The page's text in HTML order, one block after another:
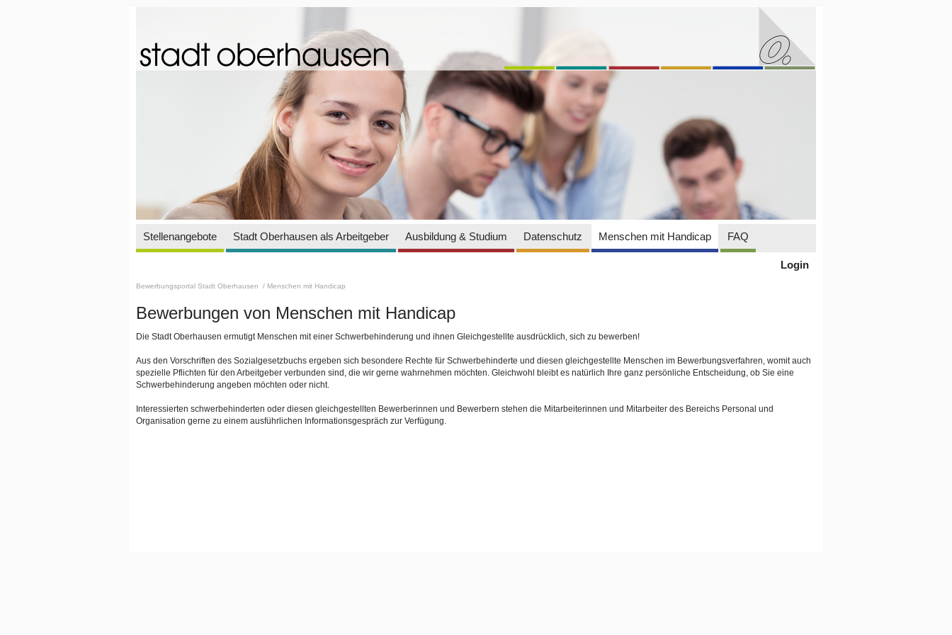
Stellenangebote Stadt Oberhausen als Arbeitgeber Ausbildung & Studium Datenschutz Menschen mit Handicap FAQ
Login
Bewerbungsportal Stadt Oberhausen / Menschen mit Handicap
Bewerbungen von Menschen mit Handicap
Die Stadt Oberhausen ermutigt Menschen mit einer Schwerbehinderung und ihnen Gleichgestellte ausdrücklich, sich zu bewerben!
Aus den Vorschriften des Sozialgesetzbuchs ergeben sich besondere Rechte für Schwerbehinderte und diesen gleichgestellte Menschen im Bewerbungsverfahren, womit auch
spezielle Pflichten für den Arbeitgeber verbunden sind, die wir gerne wahrnehmen möchten. Gleichwohl bleibt es natürlich Ihre ganz persönliche Entscheidung, ob Sie eine
Schwerbehinderung angeben möchten oder nicht.
Interessierten schwerbehinderten oder diesen gleichgestellten Bewerberinnen und Bewerbern stehen die Mitarbeiterinnen und Mitarbeiter des Bereichs Personal und
Organisation gerne zu einem ausführlichen Informationsgespräch zur Verfügung.